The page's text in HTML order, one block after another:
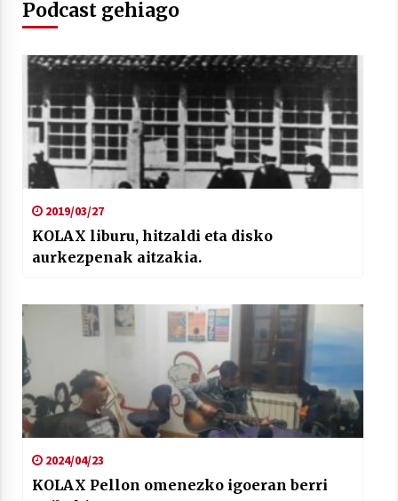
Podcast gehiago
2019/03/27
KOLAX liburu, hitzaldi eta disko
aurkezpenak aitzakia.
2024/04/23
KOLAX Pellon omenezko igoeran berri